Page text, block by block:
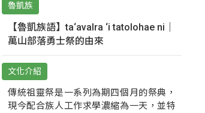
魯凱族
【魯凱族語】ta‘avalra ‘i tatolohae ni｜
萬山部落勇士祭的由來
文化介紹
傳統祖靈祭是一系列為期四個月的祭典，
現今配合族人工作求學濃縮為一天，並特